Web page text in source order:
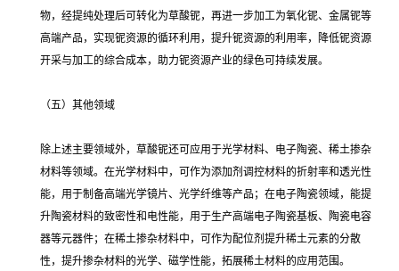
物，经提纯处理后可转化为草酸铌，再进一步加工为氧化铌、金属铌等
高端产品，实现铌资源的循环利用，提升铌资源的利用率，降低铌资源
开采与加工的综合成本，助力铌资源产业的绿色可持续发展。
（五）其他领域
除上述主要领域外，草酸铌还可应用于光学材料、电子陶瓷、稀土掺杂
材料等领域。在光学材料中，可作为添加剂调控材料的折射率和透光性
能，用于制备高端光学镜片、光学纤维等产品；在电子陶瓷领域，能提
升陶瓷材料的致密性和电性能，用于生产高端电子陶瓷基板、陶瓷电容
器等元器件；在稀土掺杂材料中，可作为配位剂提升稀土元素的分散
性，提升掺杂材料的光学、磁学性能，拓展稀土材料的应用范围。